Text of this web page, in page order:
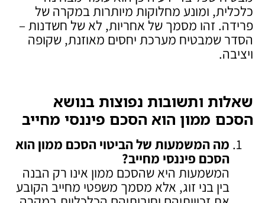
כלכלית, ומונע מחלוקות מיותרות במקרה של
פרידה. זהו מסמך של אחריות, לא של חשדנות –
הסדר שמבטיח מערכת יחסים מאוזנת, שקופה
ויציבה.
שאלות ותשובות נפוצות בנושא
הסכם ממון הוא הסכם פיננסי מחייב
מה המשמעות של הביטוי הסכם ממון הוא
הסכם פיננסי מחייב?
המשמעות היא שהסכם ממון אינו רק הבנה
בין בני זוג, אלא מסמך משפטי מחייב הקובע